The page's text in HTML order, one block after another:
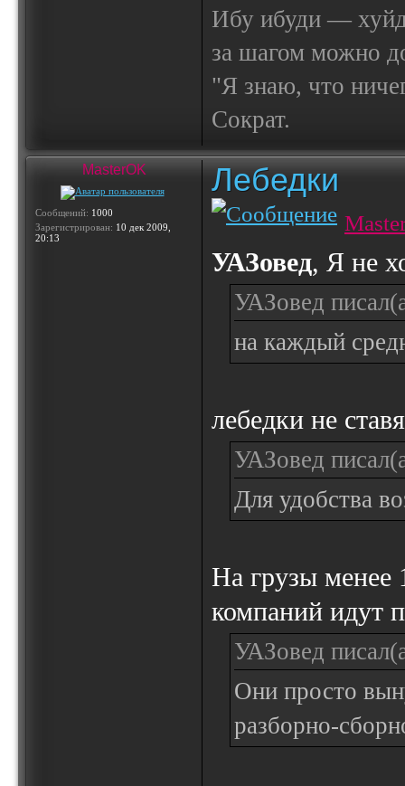
Ибу ибуди —
за шагом можно
"Я знаю, что
Сократ.
MasterOK
Сообщений: 1000
Зарегистрирован: 10 дек 2009,
20:13
Лебедки
УАЗовед, Я не
УАЗовед
на каждый
лебедки не
УАЗовед
Для удобства
На грузы менее
компаний идут
УАЗовед
Они просто
разборно-